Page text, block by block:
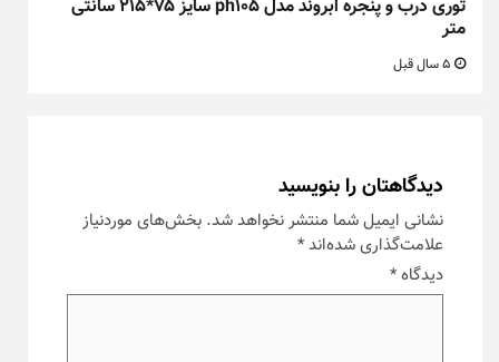
توری درب و پنجره ابروند مدل ph105 سایز ۷۵*۲۱۵ سانتی
متر
دیدگاهتان را بنویسید
نشانی ایمیل شما منتشر نخواهد شد. بخش‌های موردنیاز
علامت‌گذاری شده‌اند*
دیدگاه*